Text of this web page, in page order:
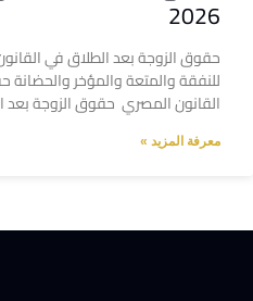
2026
للنفقة والمتعة والمؤخر
القانون المصري حقوق الزوجة بعد
معرفة المزيد »